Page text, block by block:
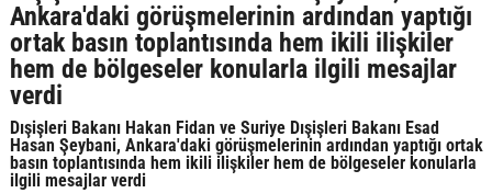
Ankara'daki görüşmelerinin ardından yaptığı
ortak basın toplantısında hem ikili ilişkiler
hem de bölgeseler konularla ilgili mesajlar
verdi
Dışişleri Bakanı Hakan Fidan ve Suriye Dışişleri Bakanı Esad
Hasan Şeybani, Ankara'daki görüşmelerinin ardından yaptığı ortak
basın toplantısında hem ikili ilişkiler hem de bölgeseler konularla
ilgili mesajlar verdi